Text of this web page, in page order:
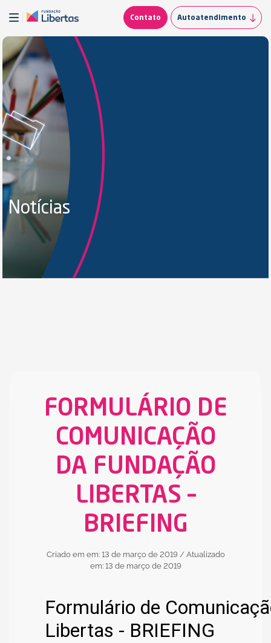
Contato Autoatendimento
Notícias
FORMULÁRIO DE
COMUNICAÇÃO
DA FUNDAÇÃO
LIBERTAS –
BRIEFING
Criado em em: 13 de março de 2019 / Atualizado
em: 13 de março de 2019